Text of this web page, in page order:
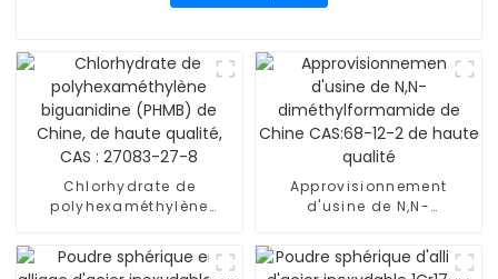
Chlorhydrate de
polyhexaméthylène
Chine, de haute qualité,
CAS : 27083-27-8
Approvisionnement
d'usine de N,N-
Chine CAS:68-12-2 de
haute qualité